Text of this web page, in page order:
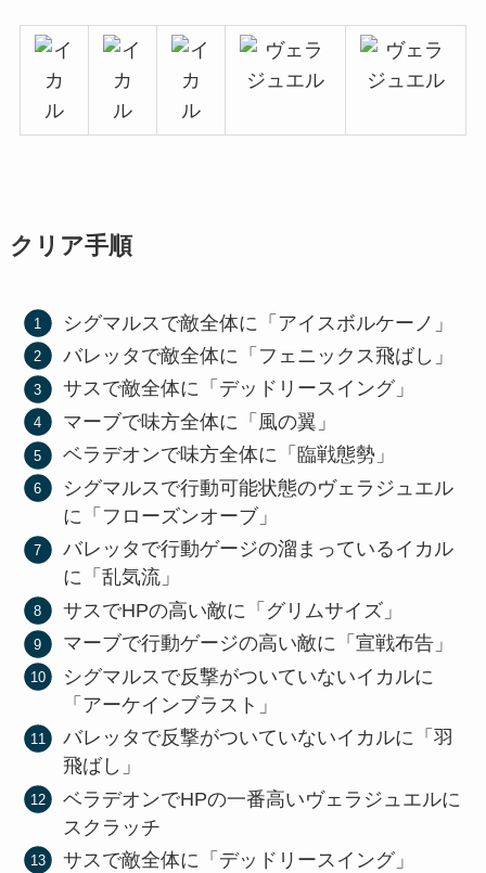
クリア手順
シグマルスで敵全体に「アイスボルケーノ」
バレッタで敵全体に「フェニックス飛ばし」
サスで敵全体に「デッドリースイング」
マーブで味方全体に「風の翼」
ベラデオンで味方全体に「臨戦態勢」
シグマルスで行動可能状態のヴェラジュエル
に「フローズンオーブ」
バレッタで行動ゲージの溜まっているイカル
に「乱気流」
サスでHPの高い敵に「グリムサイズ」
マーブで行動ゲージの高い敵に「宣戦布告」
シグマルスで反撃がついていないイカルに
「アーケインブラスト」
バレッタで反撃がついていないイカルに「羽
飛ばし」
ベラデオンでHPの一番高いヴェラジュエルに
スクラッチ
サスで敵全体に「デッドリースイング」